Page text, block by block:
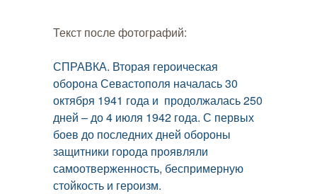
Текст после фотографий:
СПРАВКА. Вторая героическая
оборона Севастополя началась 30
октября 1941 года и продолжалась 250
дней – до 4 июля 1942 года. С первых
боев до последних дней обороны
защитники города проявляли
самоотверженность, беспримерную
стойкость и героизм.